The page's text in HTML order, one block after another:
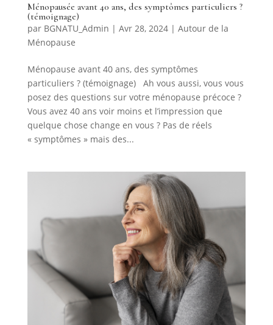
Ménopausée avant 40 ans, des symptômes particuliers ?
(témoignage)
par BGNATU_Admin | Avr 28, 2024| Autour de la
Ménopause
Ménopause avant 40 ans, des symptômes
particuliers ? (témoignage) Ah vous aussi, vous vous
posez des questions sur votre ménopause précoce ?
Vous avez 40 ans voir moins et l’impression que
quelque chose change en vous ? Pas de réels
« symptômes » mais des...